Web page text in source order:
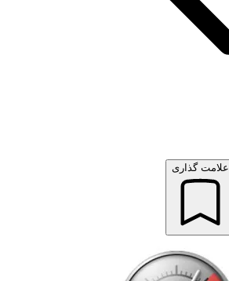
علامت گذاری